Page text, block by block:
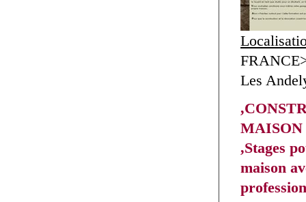
Les
MAISON
,Stages
maison